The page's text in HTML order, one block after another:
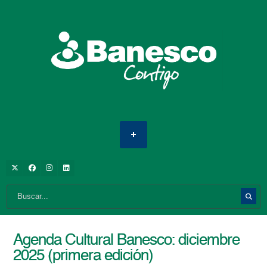
Agenda Cultural Banesco: diciembre
2025 (primera edición)